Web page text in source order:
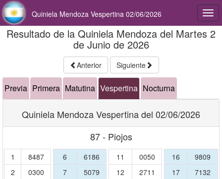
Quiniela Mendoza Vespertina 02/06/2026
Resultado de la Quiniela Mendoza del Martes 2
de Junio de 2026
Anterior Siguiente
Previa Primera Matutina Vespertina Nocturna
Quiniela Mendoza Vespertina del 02/06/2026
87 - Piojos
1
8487
2
0300
6
6186
7
5079
11
0050
12
2711
16
9809
17
7132